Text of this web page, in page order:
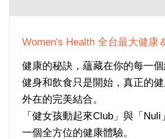
Women's Health 全台最大健康
健康的秘訣，蘊藏在你的每一個
健身和飲食只是開始，真正的
外在的完美結合。
「健女孩動起來Club」與「
一個全方位的健康體驗。